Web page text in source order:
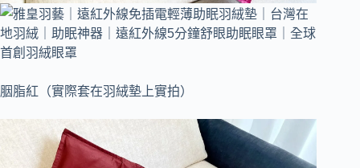
胭脂紅（實際套在羽絨墊上實拍）